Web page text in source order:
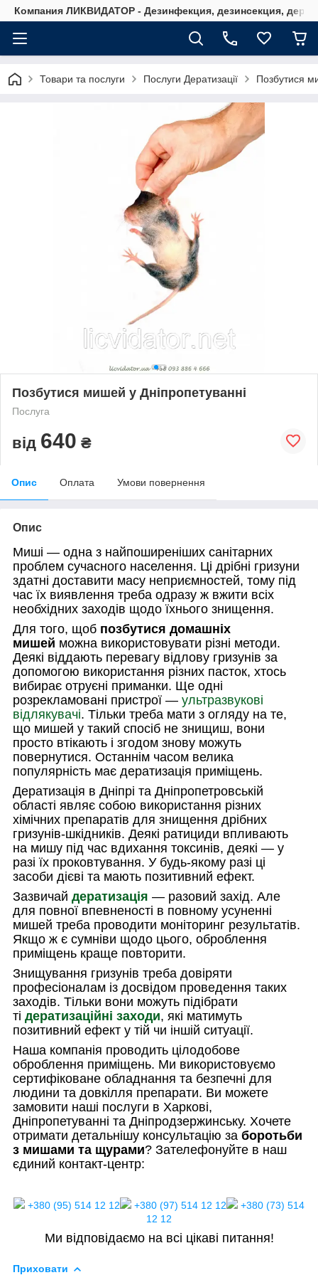
Компания ЛИКВИДАТОР - Дезинфекция, дезинсекция,
Товари та послуги Послуги Дератизації Позбутися
Позбутися мишей у Дніпропетуванні
Послуга
від 640 ₴
Опис Оплата Умови повернення
Опис
Миші — одна з найпоширеніших санітарних
проблем сучасного населення. Ці дрібні гризуни
здатні доставити масу неприємностей, тому під
час їх виявлення треба одразу ж вжити всіх
необхідних заходів щодо їхнього знищення.
Для того, щоб позбутися домашніх
мишей можна використовувати різні методи.
Деякі віддають перевагу відлову гризунів за
допомогою використання різних пасток, хтось
вибирає отруєні приманки. Ще одні
розрекламовані пристрої — ультразвукові
відлякувачі. Тільки треба мати з огляду на те,
що мишей у такий спосіб не знищиш, вони
просто втікають і згодом знову можуть
повернутися. Останнім часом велика
популярність має дератизація приміщень.
Дератизація в Дніпрі та Дніпропетровській
області являє собою використання різних
хімічних препаратів для знищення дрібних
гризунів-шкідників. Деякі ратициди впливають
на мишу під час вдихання токсинів, деякі — у
разі їх проковтування. У будь-якому разі ці
засоби дієві та мають позитивний ефект.
Зазвичай дератизація — разовий захід. Але
для повної впевненості в повному усуненні
мишей треба проводити моніторинг результатів.
Якщо ж є сумніви щодо цього, оброблення
приміщень краще повторити.
Знищування гризунів треба довіряти
професіоналам із досвідом проведення таких
заходів. Тільки вони можуть підібрати
ті дератизаційні заходи, які матимуть
позитивний ефект у тій чи іншій ситуації.
Наша компанія проводить цілодобове
оброблення приміщень. Ми використовуємо
сертифіковане обладнання та безпечні для
людини та довкілля препарати. Ви можете
замовити наші послуги в Харкові,
Дніпропетуванні та Дніпродзержинську. Хочете
отримати детальнішу консультацію за боротьби
з мишами та щурами? Зателефонуйте в наш
єдиний контакт-центр:
+380 (95) 514 12 12 +380 (97) 514 12 12
+380 (73) 514
12 12
Ми відповідаємо на всі цікаві питання!
Приховати